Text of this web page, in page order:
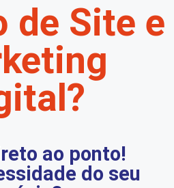
de Site e
ao ponto!
do seu